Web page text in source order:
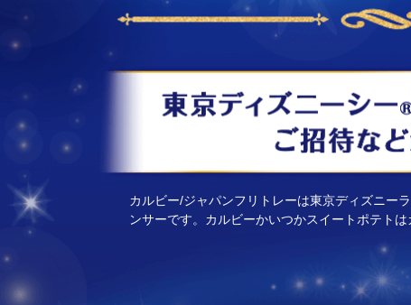
カルビー/ジャパンフリトレーは東京ディズニー
ンサーです。カルビーかいつかスイートポテトは